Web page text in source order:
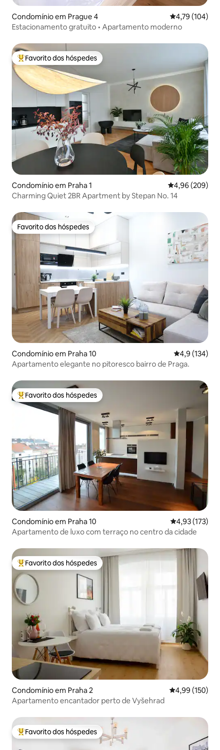
Condomínio em Prague 4 Classificação
4,79 (104)
Estacionamento gratuito • Apartamento moderno
Favoritos dos hóspedes mais apreciados
Favorito dos hóspedes
Condomínio em Praha 1 Classificação
4,96 (209)
Charming Quiet 2BR Apartment by Stepan No. 14
Favorito dos hóspedes
Favorito dos hóspedes
Condomínio em Praha 10 Classificação
4,9 (134)
Apartamento elegante no pitoresco bairro de Praga.
Favoritos dos hóspedes mais apreciados
Favorito dos hóspedes
Condomínio em Praha 10 Classificação
4,93 (173)
Apartamento de luxo com terraço no centro da cidade
Favoritos dos hóspedes mais apreciados
Favorito dos hóspedes
Condomínio em Praha 2 Classificação
4,99 (150)
Apartamento encantador perto de Vyšehrad
Favoritos dos hóspedes mais apreciados
Favorito dos hóspedes